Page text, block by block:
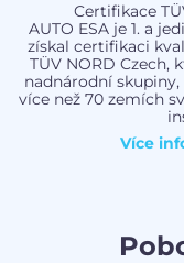
Certifikace
AUTO ESA je 1. a
získal certifikaci
TÜV NORD Czech,
nadnárodní
více než 70 zemích
Více